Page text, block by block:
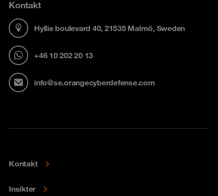
Kontakt
Hyllie boulevard 40, 21535 Malmö, Sweden
+46 10 202 20 13
info@se.orangecyberdefense.com
Kontakt
Insikter